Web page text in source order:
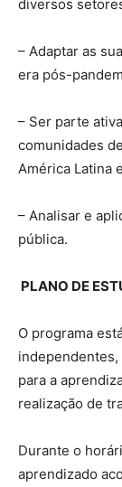
diversos
– Adaptar as
era pós-
– Ser parte
comunidades
América Latina
– Analisar e
pública.
PLANO DE
O programa
para a
realização de
Durante o
aprendizado